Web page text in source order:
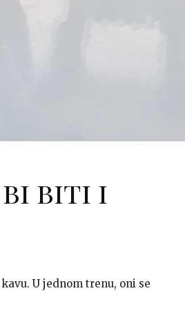
bi biti i
U jednom trenu, oni se